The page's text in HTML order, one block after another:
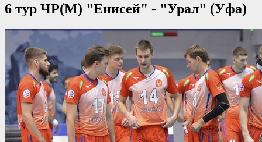
6 тур ЧР(М) "Енисей" - "Урал" (Уфа)